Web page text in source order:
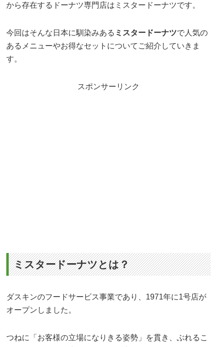
から存在するドーナツ専門店はミスタードーナツです。
今回はそんな日本に馴染みある ミスタードーナツで人気の
あるメニューやお得なセットについてご紹介していきま
す。
スポンサーリンク
ミスタードーナツとは？
ダスキンのフードサービス事業であり、1971年に1号店が
オープンしました。
つねに「お客様の立場になりきる姿勢」を貫き、ぶれるこ